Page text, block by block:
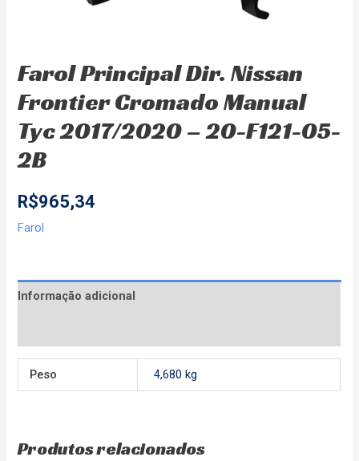
Farol Principal Dir. Nissan
Frontier Cromado Manual
Tyc 2017/2020 – 20-F121-05-
2B
R$965,34
Farol
Informação adicional
Peso 4,680 kg
Produtos relacionados